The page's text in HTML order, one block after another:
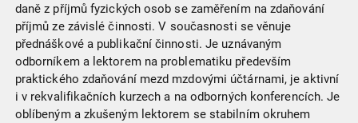
daně z příjmů fyzických osob se zaměřením na zdaňování
příjmů ze závislé činnosti. V současnosti se věnuje
přednáškové a publikační činnosti. Je uznávaným
odborníkem a lektorem na problematiku především
praktického zdaňování mezd mzdovými účtárnami, je aktivní
i v rekvalifikačních kurzech a na odborných konferencích. Je
oblíbeným a zkušeným lektorem se stabilním okruhem